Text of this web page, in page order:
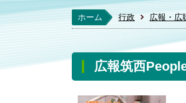
ホーム 行政 広報・広
広報筑西